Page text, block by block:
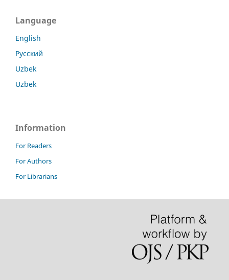
Language
English
Русский
Uzbek
Uzbek
Information
For Readers
For Authors
For Librarians